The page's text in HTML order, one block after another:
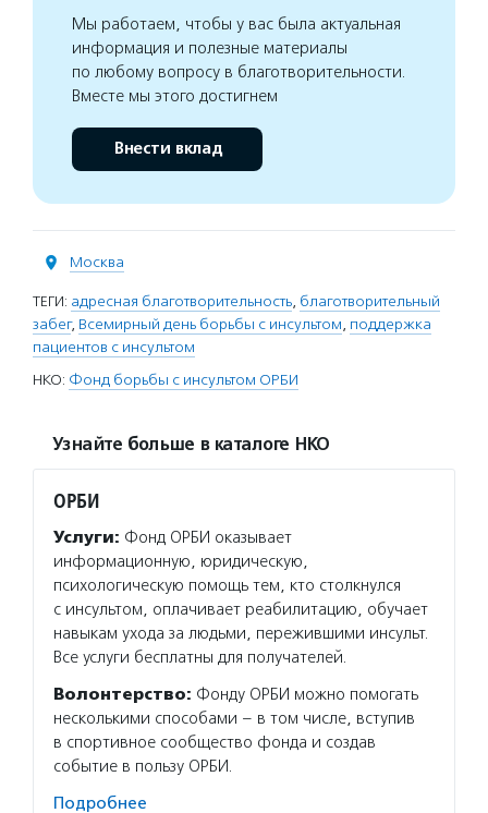
Мы работаем, чтобы у вас была актуальная
информация и полезные материалы
по любому вопросу в благотворительности.
Вместе мы этого достигнем
Внести вклад
Москва
ТЕГИ: адресная благотворительность, благотворительный
забег, Всемирный день борьбы с инсультом, поддержка
пациентов с инсультом
НКО: Фонд борьбы с инсультом ОРБИ
Узнайте больше в каталоге НКО
ОРБИ
Услуги: Фонд ОРБИ оказывает
информационную, юридическую,
психологическую помощь тем, кто столкнулся
с инсультом, оплачивает реабилитацию, обучает
навыкам ухода за людьми, пережившими инсульт.
Все услуги бесплатны для получателей.
Волонтерство: Фонду ОРБИ можно помогать
несколькими способами – в том числе, вступив
в спортивное сообщество фонда и создав
событие в пользу ОРБИ.
Подробнее